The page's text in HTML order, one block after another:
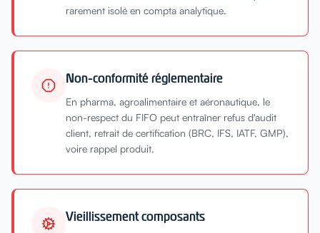
rarement isolé en compta analytique.
Non-conformité réglementaire
En pharma, agroalimentaire et aéronautique, le
non-respect du FIFO peut entraîner refus d'audit
client, retrait de certification (BRC, IFS, IATF, GMP),
voire rappel produit.
Vieillissement composants